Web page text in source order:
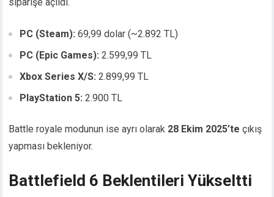
siparişe açıldı.
PC (Steam): 69,99 dolar (~2.892 TL)
PC (Epic Games): 2.599,99 TL
Xbox Series X/S: 2.899,99 TL
PlayStation 5: 2.900 TL
Battle royale modunun ise ayrı olarak 28 Ekim 2025’te çıkış
yapması bekleniyor.
Battlefield 6 Beklentileri Yükseltti